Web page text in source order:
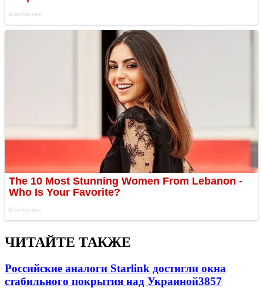
ЧИТАЙТЕ ТАКЖЕ
Российские аналоги Starlink достигли окна
стабильного покрытия над Украиной3857